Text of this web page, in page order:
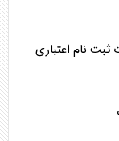
نام اعتباری